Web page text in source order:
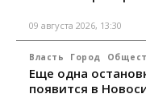
09 августа 2026, 13:30
Власть Город
Еще одна
появится в